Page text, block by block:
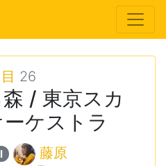
26
/ 東京スカ
ケストラ
藤原